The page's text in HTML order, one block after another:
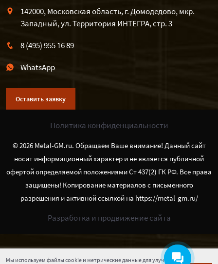
142000, Московская область, г. Домодедово, мкр.
Западный, ул. Территория ИНТЕГРА, стр. 3
8 (495) 955 16 89
WhatsApp
Оставить заявку
Политика конфиденциальности
© 2026 Metal-GM.ru. Обращаем Ваше внимание! Данный сайт
носит информационный характер и не является публичной
офертой определяемой положениями Ст 437(2) ГК РФ. Все права
защищены! Копирование материалов с письменного
разрешения и активной ссылкой на https://metal-gm.ru/
Разработка и продвижение сайта
Мы используем файлы cookie и метрические данные для улучшения